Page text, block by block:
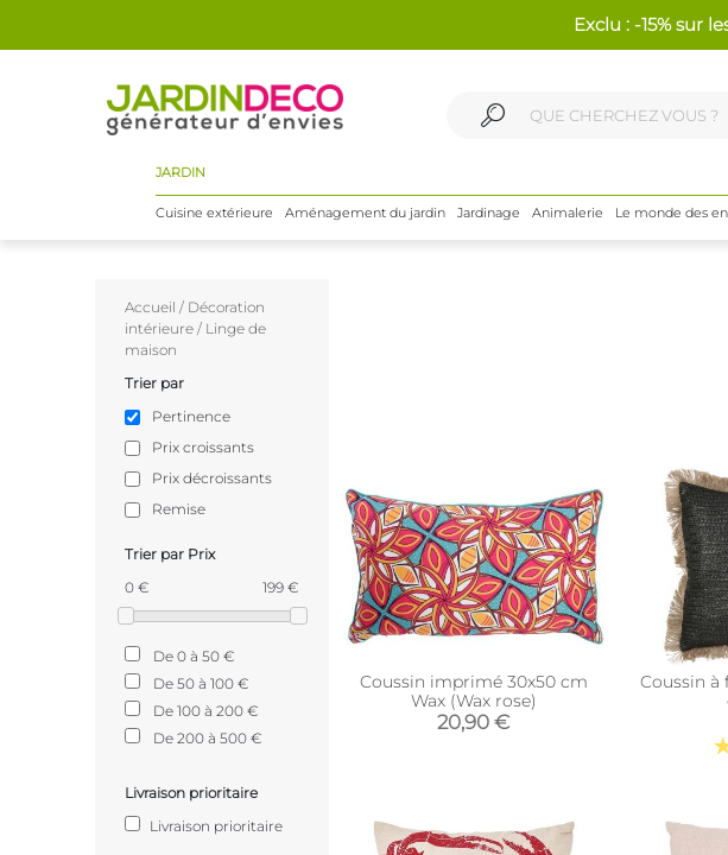
Exclu : -15% sur
JARDIN
Cuisine extérieure Aménagement du jardin Jardinage Animalerie Le monde des
Accueil / Décoration
intérieure / Linge de
maison
Trier par
Pertinence
Prix croissants
Prix décroissants
Remise
Trier par Prix
0 €
199 €
De 0 à 50 €
De 50 à 100 €
De 100 à 200 €
De 200 à 500 €
Livraison prioritaire
Livraison prioritaire
Coussin imprimé 30x50 cm
Wax (Wax rose)
20,90 €
Coussin à